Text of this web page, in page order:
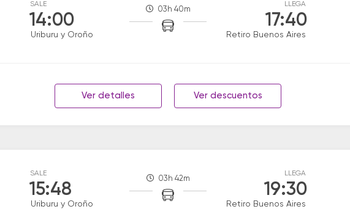
SALE
14:00
Uriburu y Oroño
03h 40m
LLEGA
17:40
Retiro Buenos Aires
Ver detalles Ver descuentos
SALE
15:48
Uriburu y Oroño
03h 42m
LLEGA
19:30
Retiro Buenos Aires